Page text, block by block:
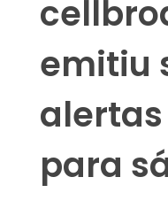
emitiu
para